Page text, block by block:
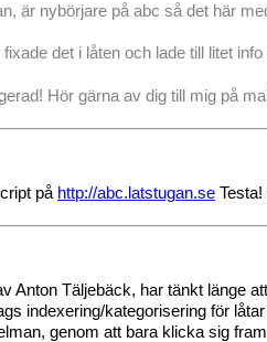
är nybörjare på abc så det här
det i låten och lade till litet info
Hör gärna av dig till mig på
på http://abc.latstugan.se
Anton Täljebäck, har tänkt länge
indexering/kategorisering för
genom att bara klicka sig